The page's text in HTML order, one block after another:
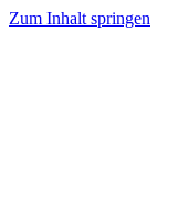
Zum Inhalt springen